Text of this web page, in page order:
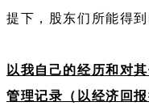
提下，股东们所能得
以我自己的经历和对
管理记录（以经济回